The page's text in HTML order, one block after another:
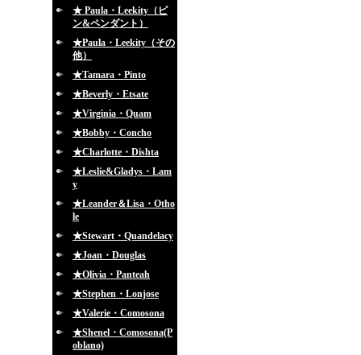
★ Paula・Leekity（ピ
ン&ペンダント）
★Paula・Leekity（その
他）
★Tamara・Pinto
★Beverly・Etsate
★Virginia・Quam
★Bobby・Concho
★Charlotte・Dishta
★Leslie&Gladys・Lam
y
★Leander＆Lisa・Otho
le
★Stewart・Quandelacy
★Joan・Douglas
★Olivia・Panteah
★Stephen・Lonjose
★Valerie・Comosona
★Shenel・Comosona(P
oblano)